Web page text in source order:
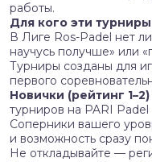
работы.
Для кого эти турниры
В Лиге Ros-Padel нет
научусь получше» или
Турниры созданы для
первого
Новички (рейтинг 1–2)
турниров на PARI
Соперники вашего
и возможность сразу
Не откладывайте —